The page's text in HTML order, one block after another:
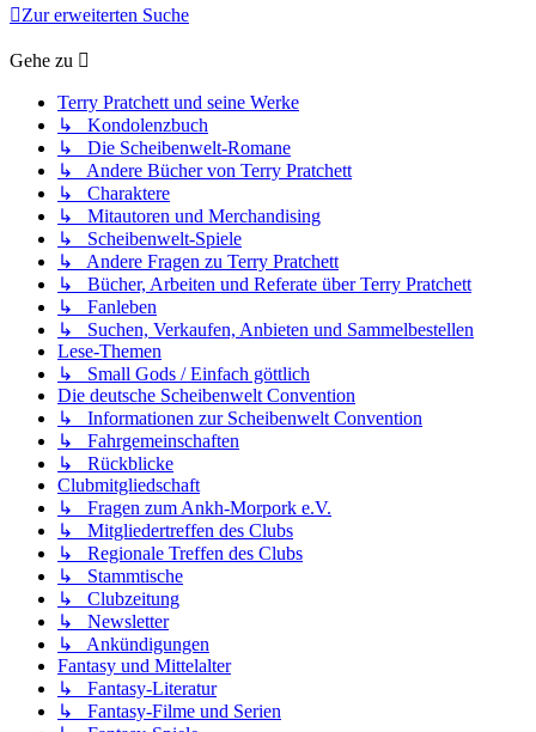
Zur erweiterten Suche
Gehe zu
Terry Pratchett und seine Werke
↳ Kondolenzbuch
↳ Die Scheibenwelt-Romane
↳ Andere Bücher von Terry Pratchett
↳ Charaktere
↳ Mitautoren und Merchandising
↳ Scheibenwelt-Spiele
↳ Andere Fragen zu Terry Pratchett
↳ Bücher, Arbeiten und Referate über Terry Pratchett
↳ Fanleben
↳ Suchen, Verkaufen, Anbieten und Sammelbestellen
Lese-Themen
↳ Small Gods / Einfach göttlich
Die deutsche Scheibenwelt Convention
↳ Informationen zur Scheibenwelt Convention
↳ Fahrgemeinschaften
↳ Rückblicke
Clubmitgliedschaft
↳ Fragen zum Ankh-Morpork e.V.
↳ Mitgliedertreffen des Clubs
↳ Regionale Treffen des Clubs
↳ Stammtische
↳ Clubzeitung
↳ Newsletter
↳ Ankündigungen
Fantasy und Mittelalter
↳ Fantasy-Literatur
↳ Fantasy-Filme und Serien